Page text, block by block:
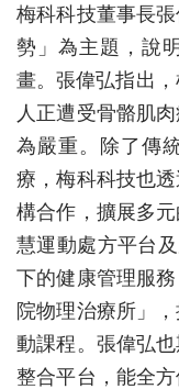
梅科科技董事長
勢」為主題，說
畫。張偉弘指出
人正遭受骨骼肌
為嚴重。除了傳
療，梅科科技也
構合作，擴展多
慧運動處方平台
下的健康管理服
院物理治療所」
動課程。張偉弘
整合平台，能全